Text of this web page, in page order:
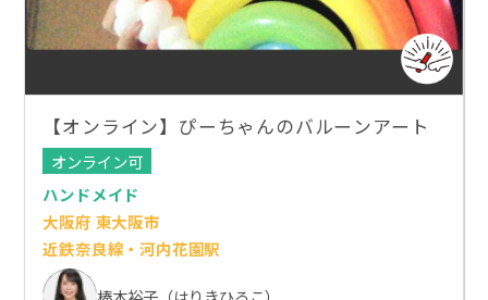
【オンライン】ぴーちゃんのバルーンアート
オンライン可
ハンドメイド
大阪府 東大阪市
近鉄奈良線・河内花園駅